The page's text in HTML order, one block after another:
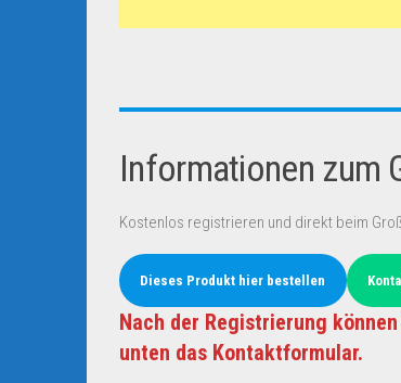
Informationen zum
Kostenlos registrieren und direkt beim
Dieses Produkt hier bestellen
Nach der Registrierung
unten das Kontaktformular.